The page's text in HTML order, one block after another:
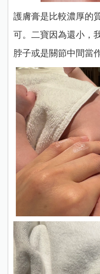
護膚膏是比較濃厚的
可。二寶因為還小，
脖子或是關節中間當